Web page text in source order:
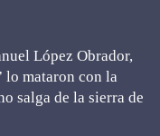
López Obrador,
lo mataron con la
salga de la sierra de